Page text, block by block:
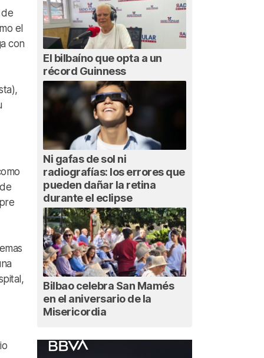
el
con
El bilbaíno que opta a un
récord Guinness
Ni gafas de sol ni
radiografías: los errores que
pueden dañar la retina
durante el eclipse
Bilbao celebra San Mamés
en el aniversario de la
Misericordia